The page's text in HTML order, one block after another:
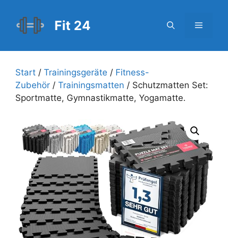
Inhalt
springen
Fit 24 Menü
Start / Trainingsgeräte / Fitness-
Zubehör / Trainingsmatten / Schutzmatten Set:
Sportmatte, Gymnastikmatte, Yogamatte.